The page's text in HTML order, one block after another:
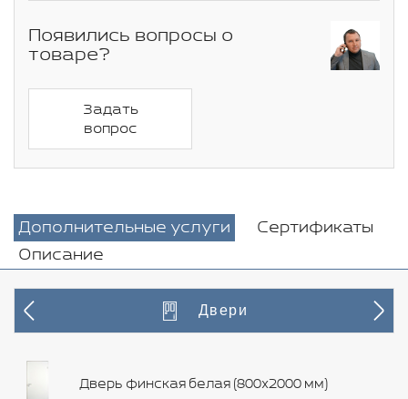
Появились вопросы о
товаре?
Задать
вопрос
Дополнительные услуги
Сертификаты
Описание
Двери
Дверь финская белая (800х2000 мм)